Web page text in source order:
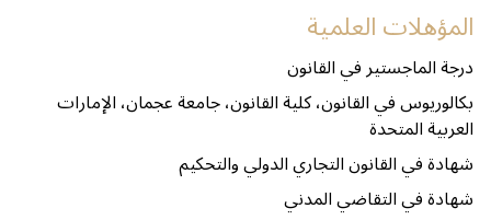
المؤهلات العلمية
درجة الماجستير في القانون
بكالوريوس في القانون، كلية القانون، جامعة عجمان، الإمارات
العربية المتحدة
شهادة في القانون التجاري الدولي والتحكيم
شهادة في التقاضي المدني